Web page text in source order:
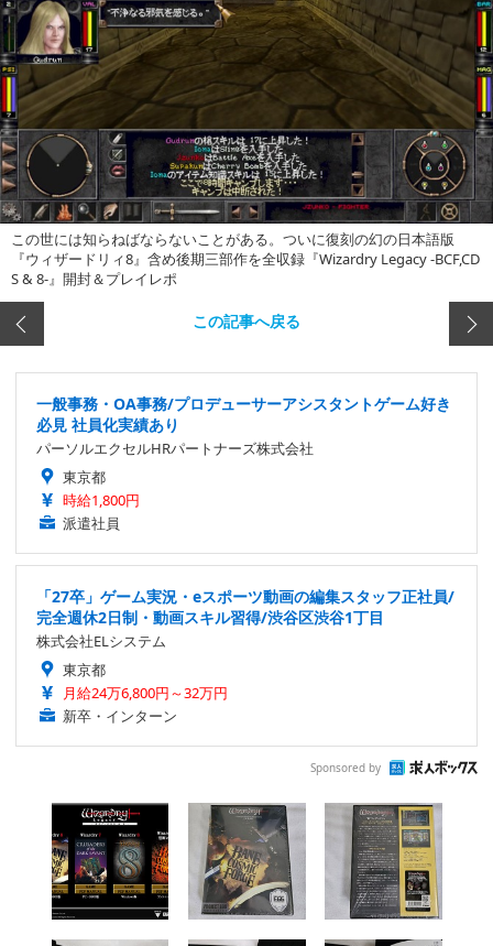
この世には知らねばならないことがある。ついに復刻の幻の日本語版
『ウィザードリィ8』含め後期三部作を全収録『Wizardry Legacy -BCF,CD
S & 8-』開封＆プレイレポ
この記事へ戻る
一般事務・OA事務/プロデューサーアシスタントゲーム好き
必見 社員化実績あり
パーソルエクセルHRパートナーズ株式会社
東京都
時給1,800円
派遣社員
「27卒」ゲーム実況・eスポーツ動画の編集スタッフ正社員/
完全週休2日制・動画スキル習得/渋谷区渋谷1丁目
株式会社ELシステム
東京都
月給24万6,800円～32万円
新卒・インターン
Sponsored by